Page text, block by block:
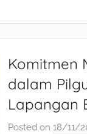
Komitmen
dalam
Lapangan
Posted on 18/11/